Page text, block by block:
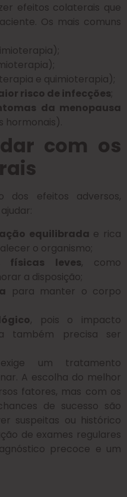
efeitos colaterais que
Os mais comuns
e quimioterapia);
risco de infecções;
da menopausa
hormonais).
com os
dos efeitos adversos,
equilibrada e rica
o organismo;
físicas leves, como
a disposição;
para manter o corpo
, pois o impacto
também precisa ser
um tratamento
A escolha do melhor
fatores, mas com os
de sucesso são
suspeitas ou histórico
de exames regulares
precoce e um